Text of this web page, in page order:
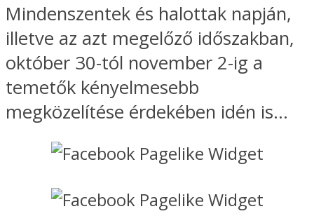
Mindenszentek és halottak napján,
illetve az azt megelőző időszakban,
október 30-tól november 2-ig a
temetők kényelmesebb
megközelítése érdekében idén is...